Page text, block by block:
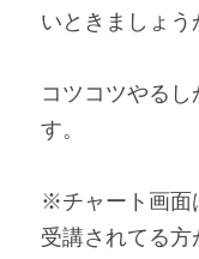
いときましょう
コツコツやる
す。
※チャート画面
受講されてる